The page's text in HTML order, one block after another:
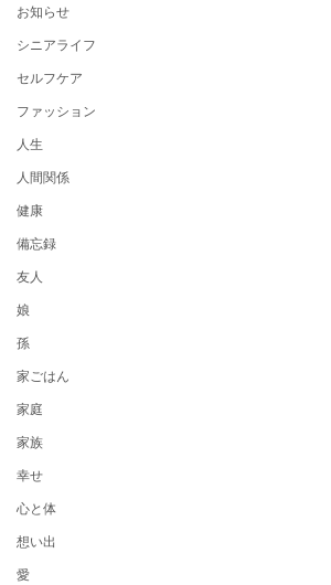
お知らせ
シニアライフ
セルフケア
ファッション
人生
人間関係
健康
備忘録
友人
娘
孫
家ごはん
家庭
家族
幸せ
心と体
想い出
愛